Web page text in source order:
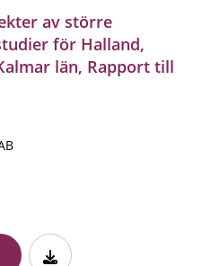
av större
för Halland,
län, Rapport till